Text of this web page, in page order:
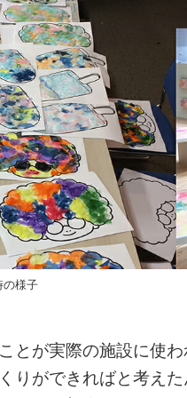
様子
とが実際の施設に使
りができればと考え